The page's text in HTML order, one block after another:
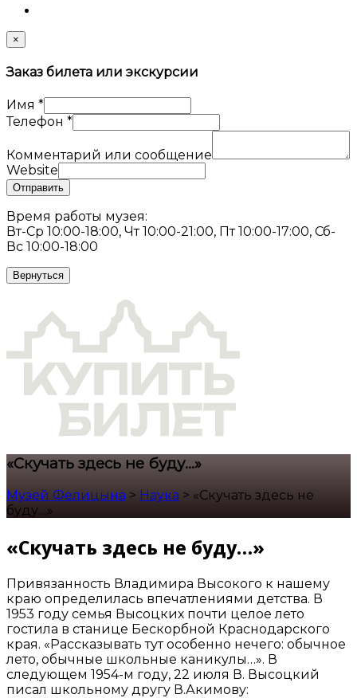
×
Заказ билета или экскурсии
Имя *
Телефон *
Комментарий или сообщение
Website
Отправить
Время работы музея:
Вт-Ср 10:00-18:00, Чт 10:00-21:00, Пт 10:00-17:00, Сб-
Вс 10:00-18:00
Вернуться
«Скучать здесь не буду…»
Музей Фелицына > Наука > «Скучать здесь не
буду…»
«Скучать здесь не буду…»
Привязанность Владимира Высокого к нашему
краю определилась впечатлениями детства. В
1953 году семья Высоцких почти целое лето
гостила в станице Бескорбной Краснодарского
края. «Рассказывать тут особенно нечего: обычное
лето, обычные школьные каникулы…». В
следующем 1954-м году, 22 июля В. Высоцкий
писал школьному другу В.Акимову: